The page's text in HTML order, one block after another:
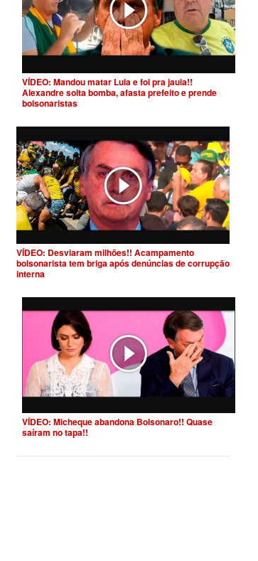
VÍDEO: Mandou matar Lula e foi pra jaula!!
Alexandre solta bomba, afasta prefeito e prende
bolsonaristas
VÍDEO: Desviaram milhões!! Acampamento
bolsonarista tem briga após denúncias de corrupção
interna
VÍDEO: Micheque abandona Bolsonaro!! Quase
saíram no tapa!!